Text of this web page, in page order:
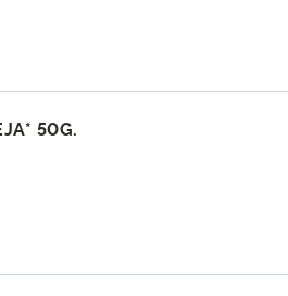
50G.